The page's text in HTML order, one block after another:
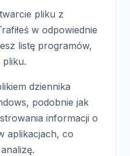
pliku z
w odpowiednie
listę programów,
pliku.
dziennika
podobnie jak
informacji o
aplikacjach, co